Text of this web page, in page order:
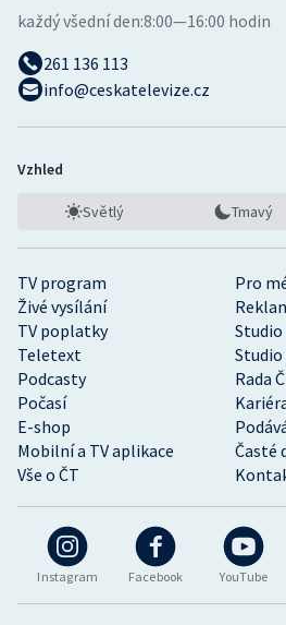
Instagram Facebook YouTube
TV program
Pro
Živé vysílání
TV poplatky
Teletext
Studio
Podcasty
Rada
Počasí
E-shop
Mobilní a TV aplikace
Časté
Vše o ČT
každý všední den:8:00—16:00 hodin
261 136 113
info@ceskatelevize.cz
Vzhled
Světlý Tmavý